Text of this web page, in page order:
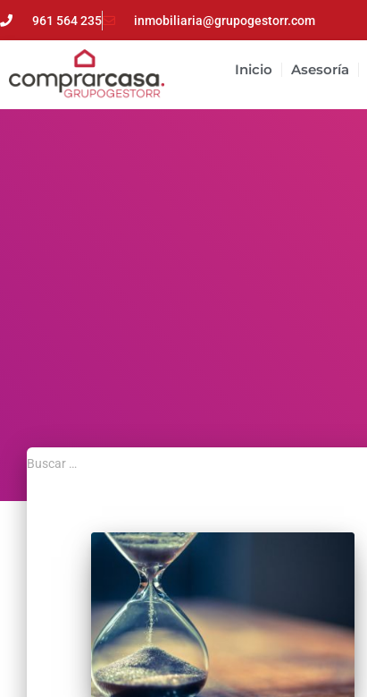
961 564 235 inmobiliaria@grupogestorr.com
Inicio Asesoría
Buscar …